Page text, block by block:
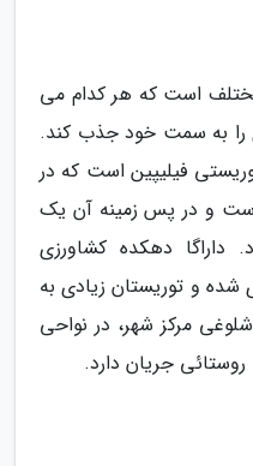
است که هر کدام می
را به سمت خود جذب کند.
فیلیپین است که در
و در پس زمینه آن یک
داراگا دهکده کشاورزی
و توریستان زیادی به
مرکز شهر، در نواحی
روستائی جریان دارد.